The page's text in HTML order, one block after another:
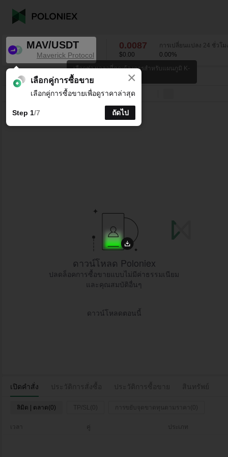
MAV/USDT
Maverick Protocol
0.0087
$0.00
การเปลี่ยนแปลง 24 ชั่วโม
0.00%
MAV/USDT 0.00 0.0087
15 นาที1 ชั่วโมง4 ชั่วโมง1 วัน1 สัปดาห์
เปิดคำสั่ง ประวัติการสั่งซื้อ ประวัติการซื้อขาย สินทรัพย์
ลิมิต | ตลาด(0) TP/SL(0) การขยับจุดขาดทุนตามราคา(0)
เวลา ประเภท
ดาวน์โหลด Poloniex
ปลดล็อคการซื้อขายแบบไม่มีค่าธรรมเนียม
และคุณสมบัติอื่นๆ
ดาวน์โหลดตอนนี้
เลือกช่วงเวลาที่คุณต้องการสำหรับแผนภูมิ K-
line
×
เลือกคู่การซื้อขาย
เลือกคู่การซื้อขายเพื่อดูราคาล่าสุด
Step 1/7 ถัดไป